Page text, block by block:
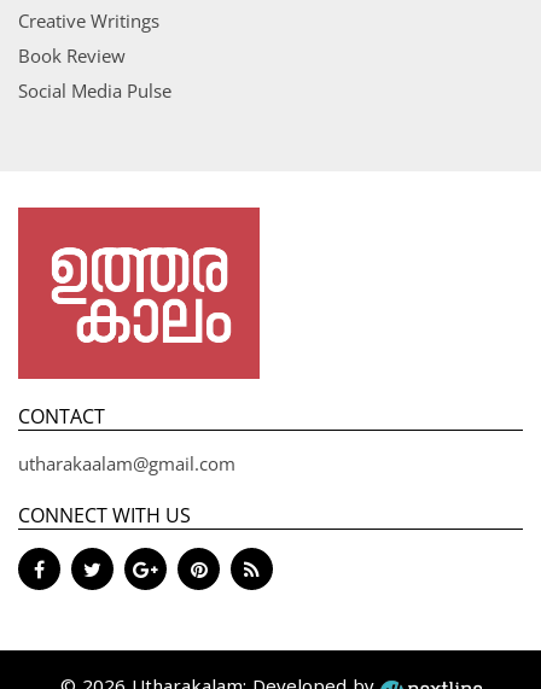
Creative Writings
Book Review
Social Media Pulse
CONTACT
utharakaalam@gmail.com
CONNECT WITH US